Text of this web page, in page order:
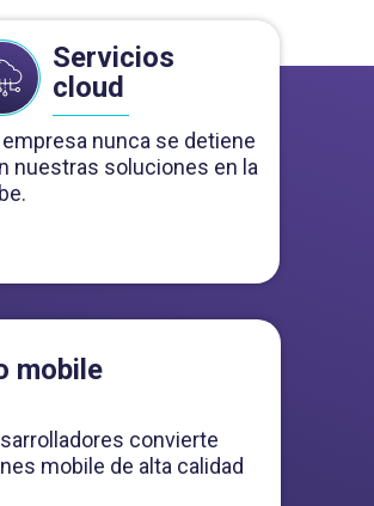
mobile
convierte
mobile de alta calidad
Servicios
cloud
nunca se detiene
nuestras soluciones en la